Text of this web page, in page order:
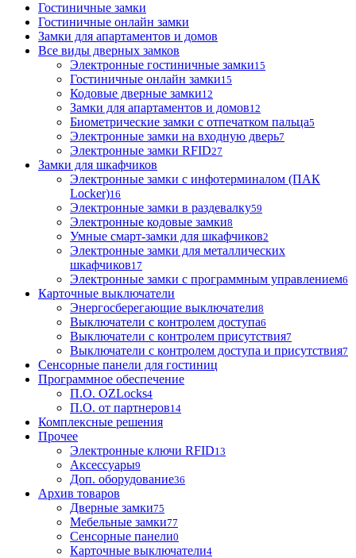
Гостиничные замки
Гостиничные онлайн замки
Замки для апартаментов и домов
Все виды дверных замков
Электронные гостиничные замки15
Гостиничные онлайн замки15
Кодовые дверные замки12
Замки для апартаментов и домов12
Биометрические замки с отпечатком пальца5
Электронные замки на входную дверь7
Электронные замки RFID27
Замки для шкафчиков
Электронные замки с инфотерминалом (ПАК
Locker)16
Электронные замки в раздевалку59
Электронные кодовые замки8
Умные смарт-замки для шкафчиков2
Электронные замки для металлических
шкафчиков17
Электронные замки с программным управлением6
Карточные выключатели
Энергосберегающие выключатели8
Выключатели с контролем доступа6
Выключатели с контролем присутствия7
Выключатели с контролем доступа и присутствия7
Сенсорные панели для гостиниц
Программное обеспечение
П.О. OZLocks4
П.О. от партнеров14
Комплексные решения
Прочее
Электронные ключи RFID13
Аксессуары9
Доп. оборудование36
Архив товаров
Дверные замки75
Мебельные замки77
Сенсорные панели0
Карточные выключатели4